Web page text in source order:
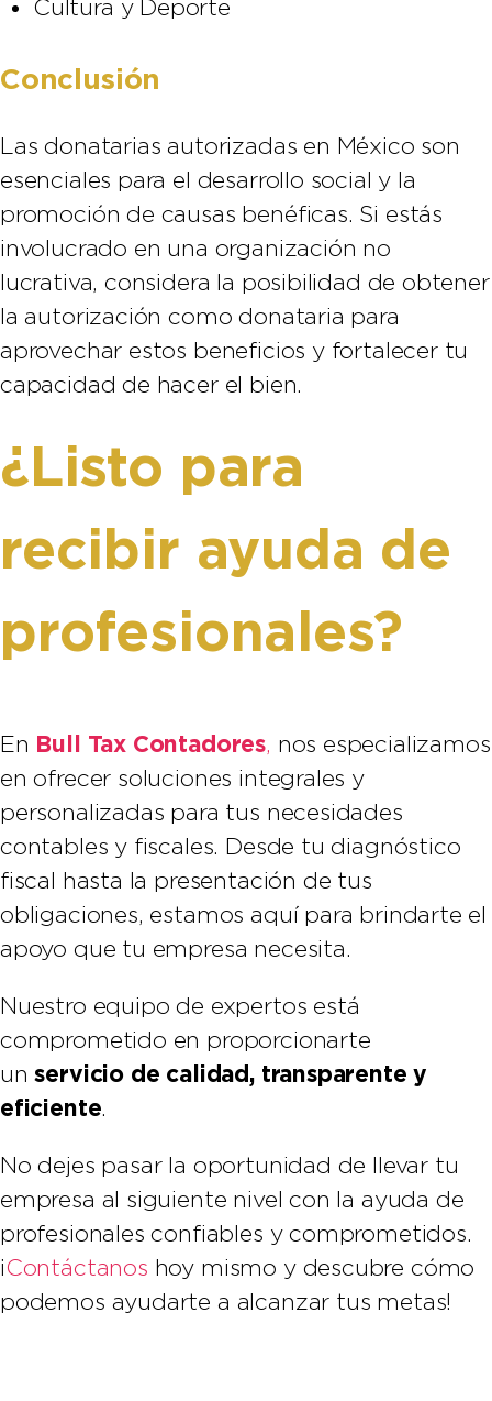
Cultura y Deporte
Conclusión
Las donatarias autorizadas en México son
esenciales para el desarrollo social y la
promoción de causas benéficas. Si estás
involucrado en una organización no
lucrativa, considera la posibilidad de obtener
la autorización como donataria para
aprovechar estos beneficios y fortalecer tu
capacidad de hacer el bien.
¿Listo para
recibir ayuda de
profesionales?
En Bull Tax Contadores nos especializamos
en ofrecer soluciones integrales y
personalizadas para tus necesidades
contables y fiscales. Desde tu diagnóstico
fiscal hasta la presentación de tus
obligaciones, estamos aquí para brindarte el
apoyo que tu empresa necesita.
Nuestro equipo de expertos está
comprometido en proporcionarte
unservicio de calidad, transparente y
eficiente
No dejes pasar la oportunidad de llevar tu
empresa al siguiente nivel con la ayuda de
profesionales confiables y comprometidos.
¡Contáctanos hoy mismo y descubre cómo
podemos ayudarte a alcanzar tus metas!